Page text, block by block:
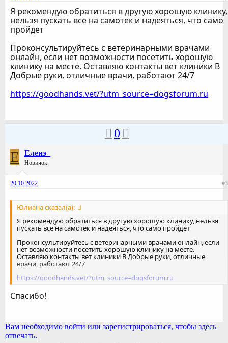
Я рекомендую обратиться в другую хорошую клинику,
нельзя пускать все на самотек и надеяться, что само
пройдет
Проконсультируйтесь с ветеринарными врачами
онлайн, если нет возможности посетить хорошую
клинику на месте. Оставляю контакты вет клиники В
Добрые руки, отличные врачи, работают 24/7
https://goodhands.vet/?utm_source=dogsforum.ru
0
Е Еленэ_
Новичок
20.10.2022 #3
Юлиана сказал(а):
Я рекомендую обратиться в другую хорошую клинику, нельзя
пускать все на самотек и надеяться, что само пройдет
Проконсультируйтесь с ветеринарными врачами онлайн, если
нет возможности посетить хорошую клинику на месте.
Оставляю контакты вет клиники В Добрые руки, отличные
врачи, работают 24/7
https://goodhands.vet/?utm_source=dogsforum.ru
Спасибо!
Вам необходимо войти или зарегистрироваться, чтобы здесь
отвечать.